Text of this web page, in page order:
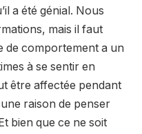
a été génial. Nous
mais il faut
de comportement a un
à se sentir en
être affectée pendant
raison de penser
bien que ce ne soit